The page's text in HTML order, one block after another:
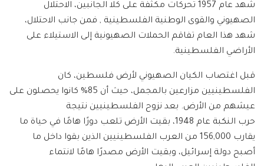
شهد عام 1957 تحركات مكثفة على كلا الجانبين، الاحتلال
الصهيوني والقوى الوطنية الفلسطينية , فمن جانب الاحتلال،
شهد هذا العام تفاقم الحملات الصهيونية إلى الاستيلاء على
الأراضي الفلسطينية.
قبل اغتصاب الكيان الصهيوني لأرض فلسطين، كان
الفلسطينيين مزارعين بالمجمل، حيث أن 85% كانوا يحصلون على
عيشهم من الأرض. بعد نزوح الفلسطينيين نتيجة
حرب النكبة عام 1948، بقيت الأرض تلعب دورًا هامًا في حياة ما
يقارب 156,000 من العرب الفلسطينيين الذين بقوا داخل ما
أصبح دولة إسرائيل، وبقيت الأرض مصدرًا هامًا لانتماء